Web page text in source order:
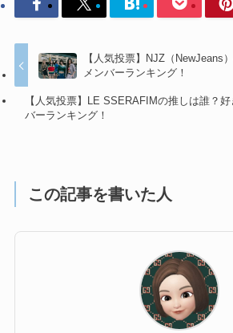
【人気投票】NJZ（NewJeans
メンバーランキング！
【人気投票】LE SSERAFIMの推しは誰？
バーランキング！
この記事を書いた人